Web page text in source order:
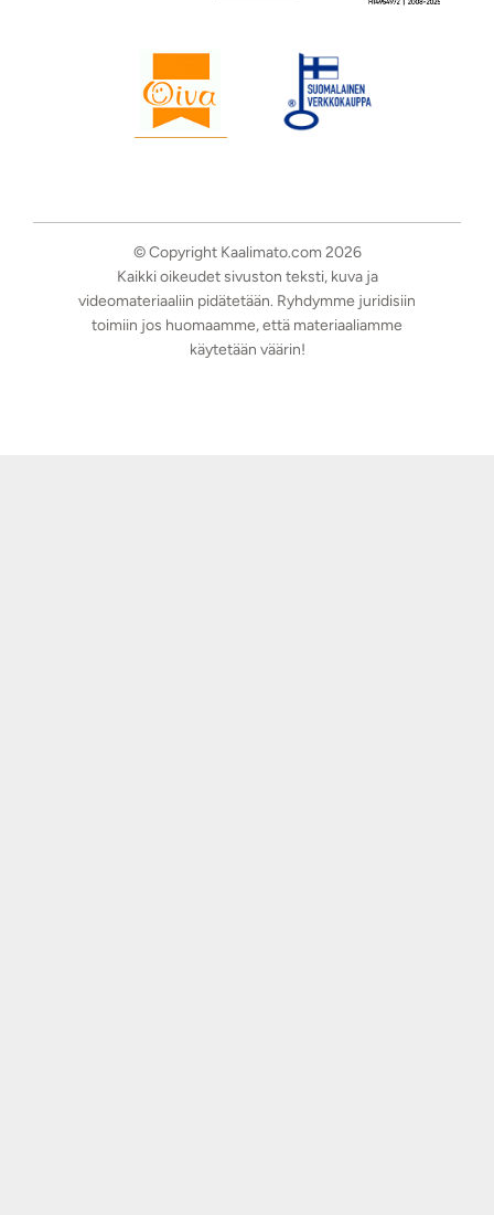
© Copyright Kaalimato.com 2026
Kaikki oikeudet sivuston teksti, kuva ja
videomateriaaliin pidätetään. Ryhdymme juridisiin
toimiin jos huomaamme, että materiaaliamme
käytetään väärin!